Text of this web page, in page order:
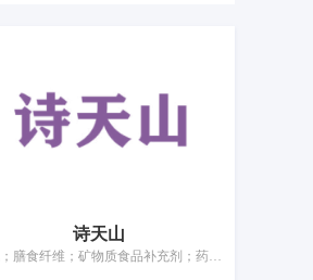
诗天山
枸杞；膳食纤维；矿物质食品补充剂；药用糖果；营养补充剂；酶膳食补充剂；净化剂；动物用膳食补充剂；除虫菊粉；医用保健袋